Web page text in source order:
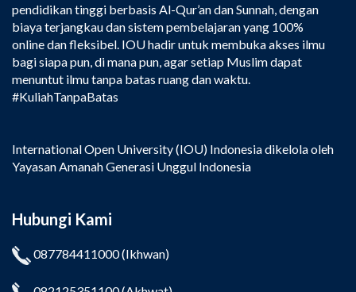
pendidikan tinggi berbasis Al-Qur’an dan Sunnah, dengan
biaya terjangkau dan sistem pembelajaran yang 100%
online dan fleksibel. IOU hadir untuk membuka akses ilmu
bagi siapa pun, di mana pun, agar setiap Muslim dapat
menuntut ilmu tanpa batas ruang dan waktu.
#KuliahTanpaBatas
International Open University (IOU) Indonesia dikelola oleh
Yayasan Amanah Generasi Unggul Indonesia
Hubungi Kami
087784411000(Ikhwan)